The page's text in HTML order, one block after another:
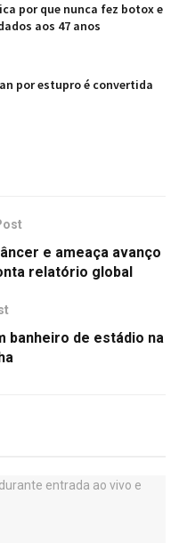
por que nunca fez botox e
aos 47 anos
por estupro é convertida
e ameaça avanço
relatório global
banheiro de estádio na